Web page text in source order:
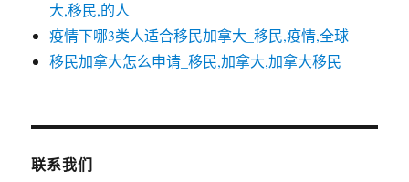
大,移民,的人
疫情下哪3类人适合移民加拿大_移民,疫情,全球
移民加拿大怎么申请_移民,加拿大,加拿大移民
联系我们